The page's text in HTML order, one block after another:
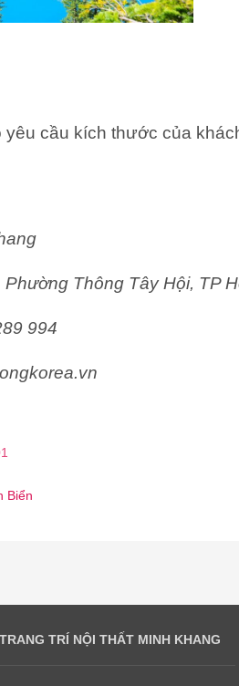
yêu cầu kích thước của
Thông Tây Hội, TP
994
Biển
TRÍ NỘI THẤT MINH KHANG